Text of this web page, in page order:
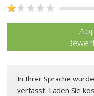
In Ihrer Sprache
verfasst. Laden Sie